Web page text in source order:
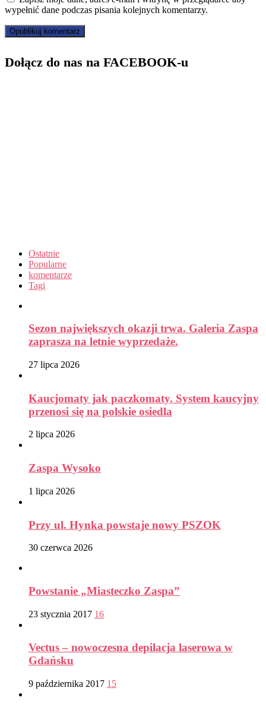
wypełnić dane podczas pisania kolejnych komentarzy.
Dołącz do nas na FACEBOOK-u
Ostatnie
Popularne
komentarze
Tagi
Sezon największych okazji trwa. Galeria Zaspa
zaprasza na letnie wyprzedaże.
27 lipca 2026
Kaucjomaty jak paczkomaty. System kaucyjny
przenosi się na polskie osiedla
2 lipca 2026
Zaspa Wysoko
1 lipca 2026
Przy ul. Hynka powstaje nowy PSZOK
30 czerwca 2026
Powstanie „Miasteczko Zaspa”
23 stycznia 2017 16
Vectus – nowoczesna depilacja laserowa w
Gdańsku
9 października 2017 15